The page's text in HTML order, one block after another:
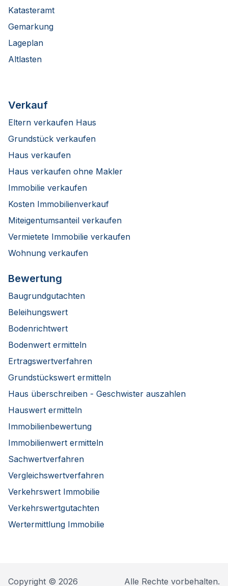
Katasteramt
Gemarkung
Lageplan
Altlasten
Verkauf
Eltern verkaufen Haus
Grundstück verkaufen
Haus verkaufen
Haus verkaufen ohne Makler
Immobilie verkaufen
Kosten Immobilienverkauf
Miteigentumsanteil verkaufen
Vermietete Immobilie verkaufen
Wohnung verkaufen
Bewertung
Baugrundgutachten
Beleihungswert
Bodenrichtwert
Bodenwert ermitteln
Ertragswertverfahren
Grundstückswert ermitteln
Haus überschreiben - Geschwister auszahlen
Hauswert ermitteln
Immobilienbewertung
Immobilienwert ermitteln
Sachwertverfahren
Vergleichswertverfahren
Verkehrswert Immobilie
Verkehrswertgutachten
Wertermittlung Immobilie
Copyright © 2026 Alle Rechte vorbehalten.